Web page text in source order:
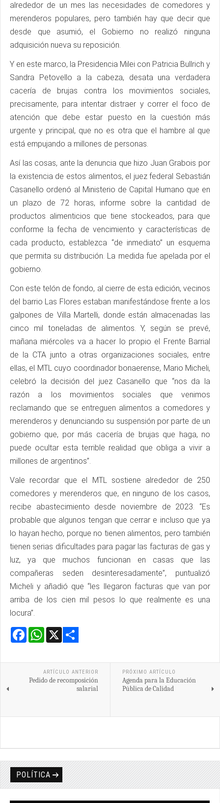
alrededor de un mes las necesidades de comedores y
merenderos populares, pero también hay que decir que
desde que asumió, el Gobierno no realizó ninguna
adquisición nueva su reposición.
Y en este marco, la Presidencia Milei con Patricia Bullrich y
Sandra Petovello a la cabeza, desata una verdadera
cacería de brujas contra los movimientos sociales,
precisamente, para intentar distraer y correr el foco de
atención que debe estar puesto en la cuestión más
urgente y principal, que no es otra que el hambre al que
está empujando a millones de personas.
Así las cosas, ante la denuncia que hizo Juan Grabois por
la existencia de estos alimentos, el juez federal Sebastián
Casanello ordenó al Ministerio de Capital Humano que en
un plazo de 72 horas, informe sobre la cantidad de
productos alimenticios que tiene stockeados, para que
conforme la fecha de vencimiento y características de
cada producto, establezca “de inmediato” un esquema
que permita su distribución. La medida fue apelada por el
gobierno.
Con este telón de fondo, al cierre de esta edición, vecinos
del barrio Las Flores estaban manifestándose frente a los
galpones de Villa Martelli, donde están almacenadas las
cinco mil toneladas de alimentos. Y, según se prevé,
mañana miércoles va a hacer lo propio el Frente Barrial
de la CTA junto a otras organizaciones sociales, entre
ellas, el MTL cuyo coordinador bonaerense, Mario Micheli,
celebró la decisión del juez Casanello que “nos da la
razón a los movimientos sociales que venimos
reclamando que se entreguen alimentos a comedores y
merenderos y denunciando su suspensión por parte de un
gobierno que, por más cacería de brujas que haga, no
puede ocultar esta terrible realidad que obliga a vivir a
millones de argentinos”.
Vale recordar que el MTL sostiene alrededor de 250
comedores y merenderos que, en ninguno de los casos,
recibe abastecimiento desde noviembre de 2023. “Es
probable que algunos tengan que cerrar e incluso que ya
lo hayan hecho, porque no tienen alimentos, pero también
tienen serias dificultades para pagar las facturas de gas y
luz, ya que muchos funcionan en casas que las
compañeras seden desinteresadamente”, puntualizó
Micheli y añadió que “les llegaron facturas que van por
arriba de los cien mil pesos lo que realmente es una
locura”.
Facebook
WhatsApp
ARTÍCULO ANTERIOR
Pedido de recomposición
salarial
PRÓXIMO ARTÍCULO
Agenda para la Educación
Pública de Calidad
POLÍTICA